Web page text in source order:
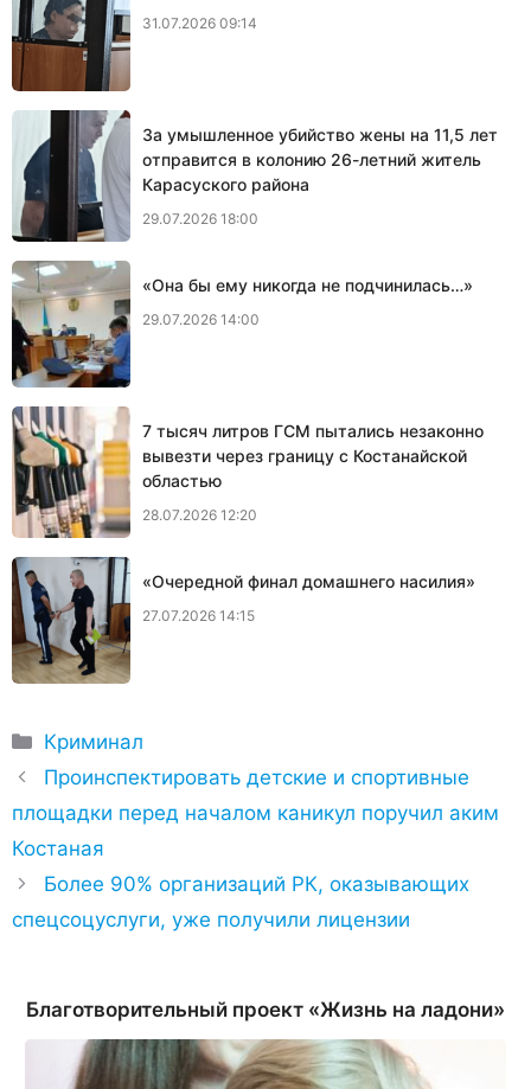
31.07.2026 09:14
За умышленное убийство жены на 11,5 лет
отправится в колонию 26-летний житель
Карасуского района
29.07.2026 18:00
«Она бы ему никогда не подчинилась…»
29.07.2026 14:00
7 тысяч литров ГСМ пытались незаконно
вывезти через границу с Костанайской
областью
28.07.2026 12:20
«Очередной финал домашнего насилия»
27.07.2026 14:15
Рубрики
Криминал
Проинспектировать детские и спортивные
площадки перед началом каникул поручил аким
Костаная
Более 90% организаций РК, оказывающих
спецсоцуслуги, уже получили лицензии
Благотворительный проект «Жизнь на ладони»